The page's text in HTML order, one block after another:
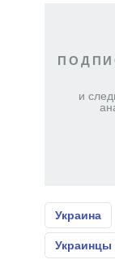
и
Украина
Украинцы